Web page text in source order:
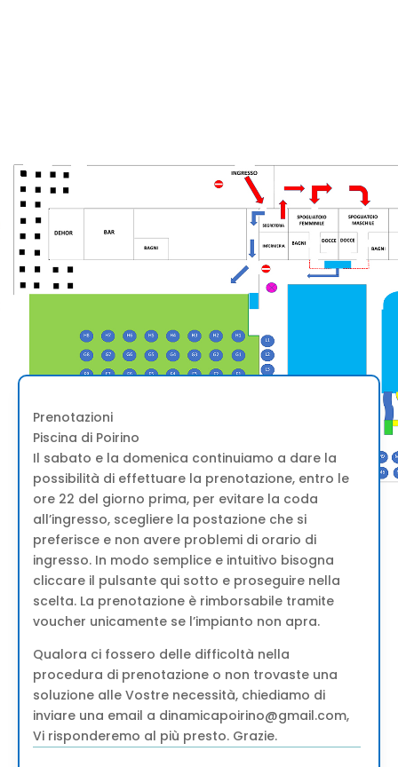
Prenotazioni
Piscina di Poirino
Il sabato e la domenica continuiamo a dare la
possibilità di effettuare la prenotazione, entro le
ore 22 del giorno prima, per evitare la coda
all’ingresso, scegliere la postazione che si
preferisce e non avere problemi di orario di
ingresso. In modo semplice e intuitivo bisogna
cliccare il pulsante qui sotto e proseguire nella
scelta. La prenotazione è rimborsabile tramite
voucher unicamente se l’impianto non apra.
Qualora ci fossero delle difficoltà nella
procedura di prenotazione o non trovaste una
soluzione alle Vostre necessità, chiediamo di
inviare una email a dinamicapoirino@gmail.com,
Vi risponderemo al più presto. Grazie.